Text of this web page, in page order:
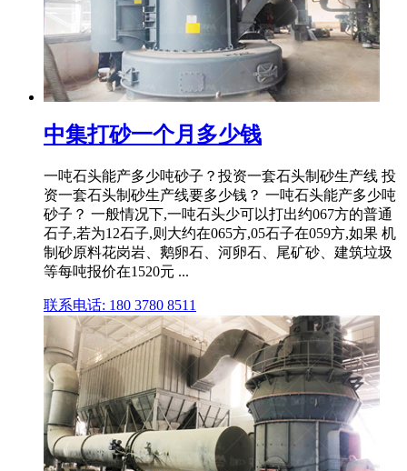
中集打砂一个月多少钱
一吨石头能产多少吨砂子？投资一套石头制砂生产线 投
资一套石头制砂生产线要多少钱？ 一吨石头能产多少吨
砂子？ 一般情况下,一吨石头少可以打出约067方的普通
石子,若为12石子,则大约在065方,05石子在059方,如果 机
制砂原料花岗岩、鹅卵石、河卵石、尾矿砂、建筑垃圾
等每吨报价在1520元 ...
联系电话: 180 3780 8511